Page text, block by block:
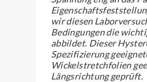
wir diesen
Bedingungen die
abbildet. Dieser
Spezifizierung
Wickelstretchfolien
Längsrichtung geprüft.